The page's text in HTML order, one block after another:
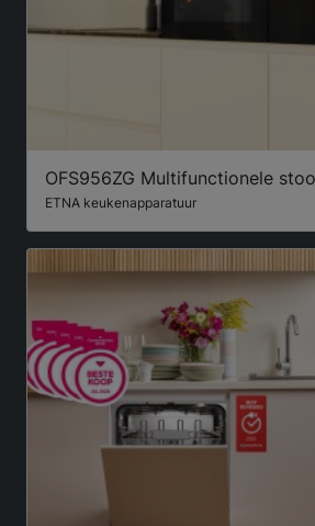
OFS956ZG Multifunctionele
ETNA keukenapparatuur